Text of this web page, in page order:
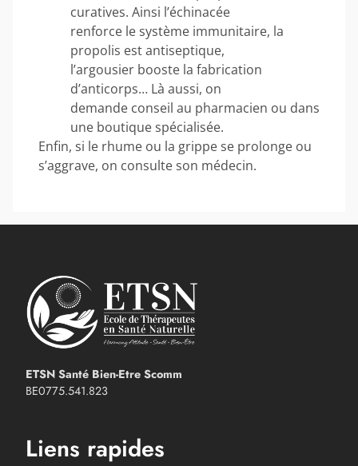
curatives. Ainsi l’échinacée
renforce le système immunitaire, la
propolis est antiseptique,
l’argousier booste la fabrication
d’anticorps… Là aussi, on
demande conseil au pharmacien ou dans
une boutique spécialisée.
Enfin, si le rhume ou la grippe se prolonge ou
s’aggrave, on consulte son médecin.
ETSN Santé Bien-Etre Scomm
BE0775.541.823
Liens rapides